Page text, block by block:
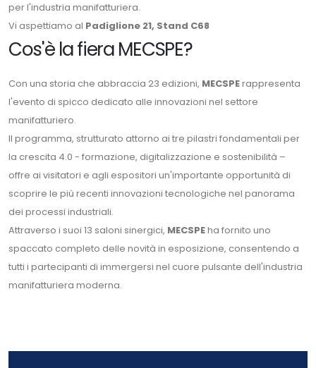
per l'industria manifatturiera.
Vi aspettiamo al Padiglione 21, Stand C68
Cos'è la fiera MECSPE?
Con una storia che abbraccia 23 edizioni, MECSPErappresenta
l'evento di spicco dedicato alle innovazioni nel settore
manifatturiero.
Il programma, strutturato attorno ai tre pilastri fondamentali per
la crescita 4.0 - formazione, digitalizzazione e sostenibilità –
offre ai visitatori e agli espositori un'importante opportunità di
scoprire le più recenti innovazioni tecnologiche nel panorama
dei processi industriali.
Attraverso i suoi 13 saloni sinergici, MECSPEha fornito uno
spaccato completo delle novità in esposizione, consentendo a
tutti i partecipanti di immergersi nel cuore pulsante dell'industria
manifatturiera moderna.